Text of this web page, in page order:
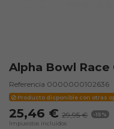
Alpha Bowl Race
Referencia 0000000102636
Producto disponible con otras
25,46 € 29,95 €
-15%
Impuestos incluidos